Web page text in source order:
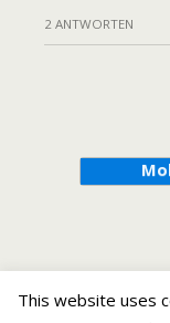
2 ANTWORTEN
This website uses